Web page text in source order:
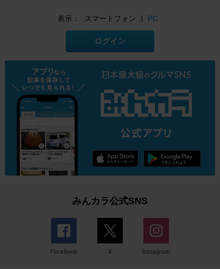
表示： スマートフォン | PC
ログイン
みんカラ公式SNS
Facebook X Instagram